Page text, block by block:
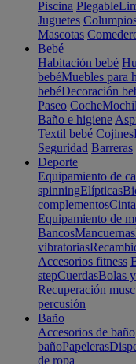
Piscina Plegable
Juguetes
Mascotas
Bebé
Habitación bebé
bebéMuebles para
bebéDecoración
Paseo Coche
Baño e higiene
Textil bebé Cojines
Seguridad Barreras
Deporte
Equipamiento de
spinningElípticas
complementos
Equipamiento de
BancosMancuernas
vibratorias
Accesorios fitness
stepCuerdasBolas
Recuperación
percusión
Baño
Accesorios de baño
bañoPapeleras
de ropa